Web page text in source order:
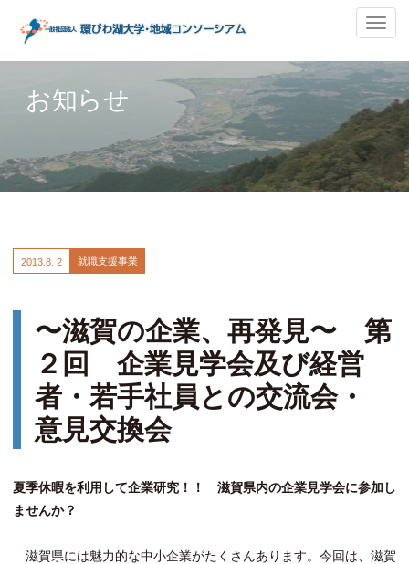
ナ
ビ
ゲ
ー
シ
ョ
ン
替
お知らせ
2013. 8. 2 就職支援事業
〜滋賀の企業、再発見〜 第
２回 企業見学会及び経営
者・若手社員との交流会・
意見交換会
夏季休暇を利用して企業研究！！ 滋賀県内の企業見学会に参加し
ませんか？
滋賀県には魅力的な中小企業がたくさんあります。今回は、滋賀